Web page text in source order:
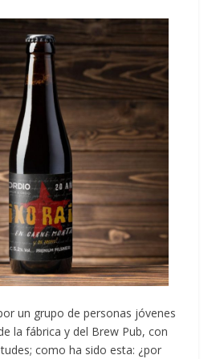
un grupo de personas jóvenes
la fábrica y del Brew Pub, con
como ha sido esta: ¿por